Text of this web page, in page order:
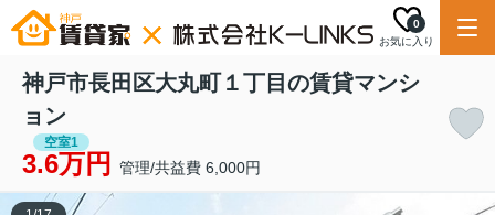
お気に入り
0
神戸市長田区大丸町１丁目の賃貸マンシ
ョン
空室1
3.6万円 管理/共益費 6,000円